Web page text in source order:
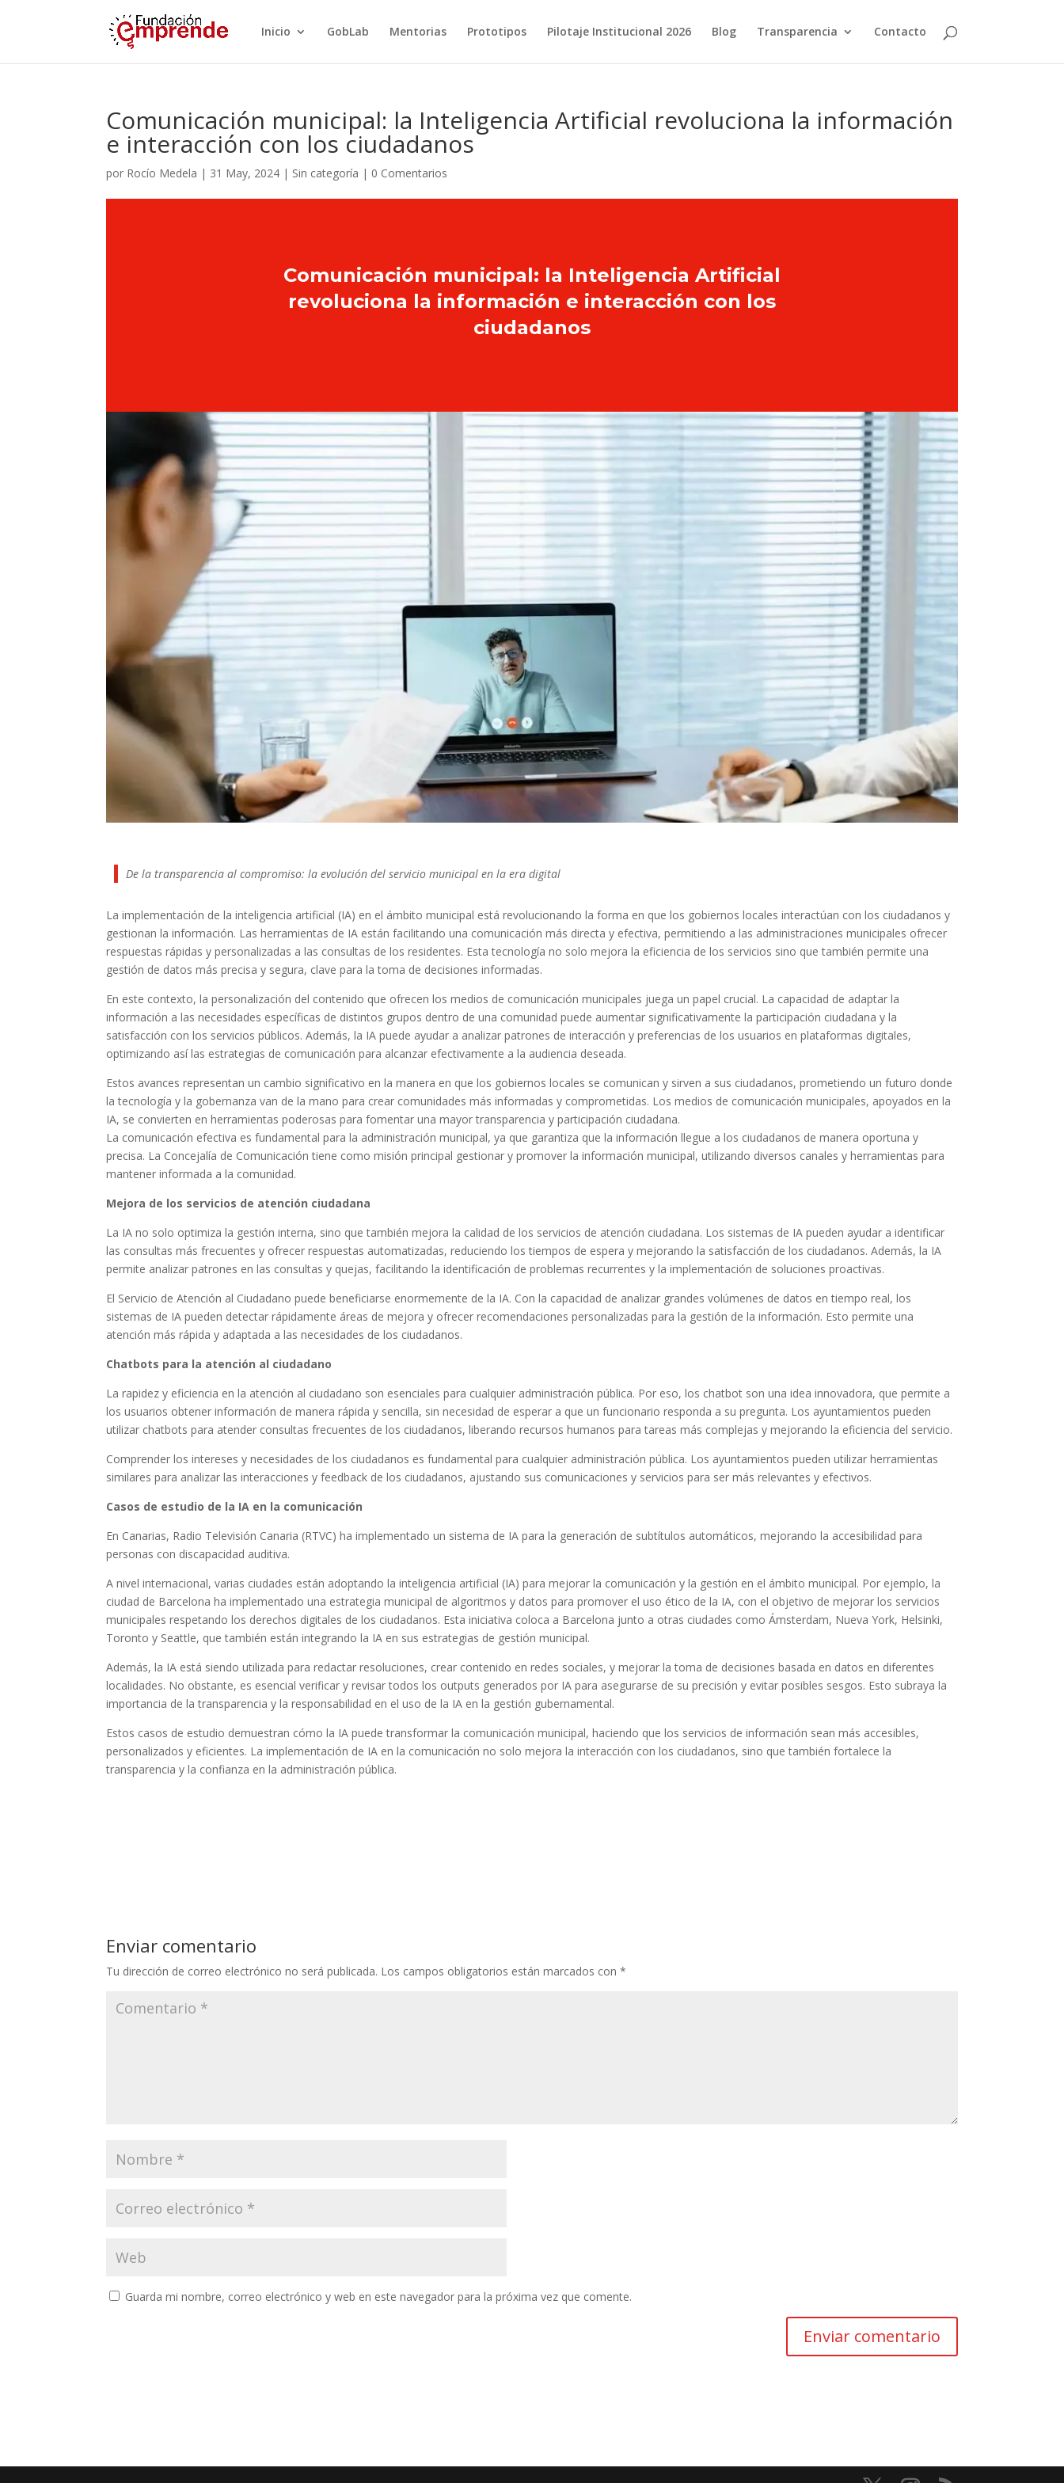
Inicio GobLab Mentorias Prototipos Pilotaje Institucional 2026 Blog Transparencia Contacto
Comunicación municipal: la Inteligencia Artificial revoluciona la información
e interacción con los ciudadanos
por Rocío Medela | 31 May, 2024 | Sin categoría | 0 Comentarios
Comunicación municipal: la Inteligencia Artificial
revoluciona la información e interacción con los
ciudadanos
De la transparencia al compromiso: la evolución del servicio municipal en la era digital
La implementación de la inteligencia artificial (IA) en el ámbito municipal está revolucionando la forma en que los gobiernos locales interactúan con los ciudadanos y
gestionan la información. Las herramientas de IA están facilitando una comunicación más directa y efectiva, permitiendo a las administraciones municipales ofrecer
respuestas rápidas y personalizadas a las consultas de los residentes. Esta tecnología no solo mejora la eficiencia de los servicios sino que también permite una
gestión de datos más precisa y segura, clave para la toma de decisiones informadas.
En este contexto, la personalización del contenido que ofrecen los medios de comunicación municipales juega un papel crucial. La capacidad de adaptar la
información a las necesidades específicas de distintos grupos dentro de una comunidad puede aumentar significativamente la participación ciudadana y la
satisfacción con los servicios públicos. Además, la IA puede ayudar a analizar patrones de interacción y preferencias de los usuarios en plataformas digitales,
optimizando así las estrategias de comunicación para alcanzar efectivamente a la audiencia deseada.
Estos avances representan un cambio significativo en la manera en que los gobiernos locales se comunican y sirven a sus ciudadanos, prometiendo un futuro donde
la tecnología y la gobernanza van de la mano para crear comunidades más informadas y comprometidas. Los medios de comunicación municipales, apoyados en la
IA, se convierten en herramientas poderosas para fomentar una mayor transparencia y participación ciudadana.
La comunicación efectiva es fundamental para la administración municipal, ya que garantiza que la información llegue a los ciudadanos de manera oportuna y
precisa. La Concejalía de Comunicación tiene como misión principal gestionar y promover la información municipal, utilizando diversos canales y herramientas para
mantener informada a la comunidad.
Mejora de los servicios de atención ciudadana
La IA no solo optimiza la gestión interna, sino que también mejora la calidad de los servicios de atención ciudadana. Los sistemas de IA pueden ayudar a identificar
las consultas más frecuentes y ofrecer respuestas automatizadas, reduciendo los tiempos de espera y mejorando la satisfacción de los ciudadanos. Además, la IA
permite analizar patrones en las consultas y quejas, facilitando la identificación de problemas recurrentes y la implementación de soluciones proactivas.
El Servicio de Atención al Ciudadano puede beneficiarse enormemente de la IA. Con la capacidad de analizar grandes volúmenes de datos en tiempo real, los
sistemas de IA pueden detectar rápidamente áreas de mejora y ofrecer recomendaciones personalizadas para la gestión de la información. Esto permite una
atención más rápida y adaptada a las necesidades de los ciudadanos.
Chatbots para la atención al ciudadano
La rapidez y eficiencia en la atención al ciudadano son esenciales para cualquier administración pública. Por eso, los chatbot son una idea innovadora, que permite a
los usuarios obtener información de manera rápida y sencilla, sin necesidad de esperar a que un funcionario responda a su pregunta. Los ayuntamientos pueden
utilizar chatbots para atender consultas frecuentes de los ciudadanos, liberando recursos humanos para tareas más complejas y mejorando la eficiencia del servicio.
Comprender los intereses y necesidades de los ciudadanos es fundamental para cualquier administración pública. Los ayuntamientos pueden utilizar herramientas
similares para analizar las interacciones y feedback de los ciudadanos, ajustando sus comunicaciones y servicios para ser más relevantes y efectivos.
Casos de estudio de la IA en la comunicación
En Canarias, Radio Televisión Canaria (RTVC) ha implementado un sistema de IA para la generación de subtítulos automáticos, mejorando la accesibilidad para
personas con discapacidad auditiva.
A nivel internacional, varias ciudades están adoptando la inteligencia artificial (IA) para mejorar la comunicación y la gestión en el ámbito municipal. Por ejemplo, la
ciudad de Barcelona ha implementado una estrategia municipal de algoritmos y datos para promover el uso ético de la IA, con el objetivo de mejorar los servicios
municipales respetando los derechos digitales de los ciudadanos. Esta iniciativa coloca a Barcelona junto a otras ciudades como Ámsterdam, Nueva York, Helsinki,
Toronto y Seattle, que también están integrando la IA en sus estrategias de gestión municipal.
Además, la IA está siendo utilizada para redactar resoluciones, crear contenido en redes sociales, y mejorar la toma de decisiones basada en datos en diferentes
localidades. No obstante, es esencial verificar y revisar todos los outputs generados por IA para asegurarse de su precisión y evitar posibles sesgos. Esto subraya la
importancia de la transparencia y la responsabilidad en el uso de la IA en la gestión gubernamental.
Estos casos de estudio demuestran cómo la IA puede transformar la comunicación municipal, haciendo que los servicios de información sean más accesibles,
personalizados y eficientes. La implementación de IA en la comunicación no solo mejora la interacción con los ciudadanos, sino que también fortalece la
transparencia y la confianza en la administración pública.
Enviar comentario
Tu dirección de correo electrónico no será publicada. Los campos obligatorios están marcados con*
Guarda mi nombre, correo electrónico y web en este navegador para la próxima vez que comente.
n